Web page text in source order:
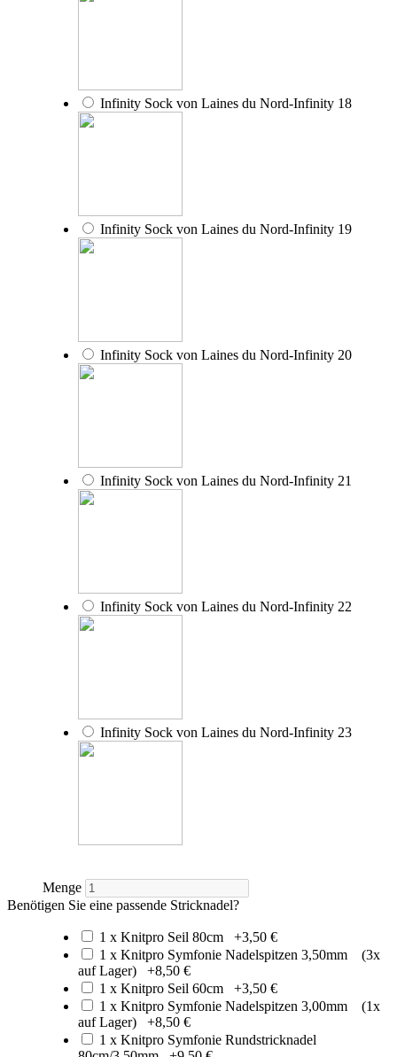
Infinity Sock von Laines du Nord-Infinity 18
Infinity Sock von Laines du Nord-Infinity 19
Infinity Sock von Laines du Nord-Infinity 20
Infinity Sock von Laines du Nord-Infinity 21
Infinity Sock von Laines du Nord-Infinity 22
Infinity Sock von Laines du Nord-Infinity 23
Menge
Benötigen Sie eine passende Stricknadel?
1 x Knitpro Seil 80cm +3,50 €
1 x Knitpro Symfonie Nadelspitzen 3,50mm (3x
auf Lager) +8,50 €
1 x Knitpro Seil 60cm +3,50 €
1 x Knitpro Symfonie Nadelspitzen 3,00mm (1x
auf Lager) +8,50 €
1 x Knitpro Symfonie Rundstricknadel